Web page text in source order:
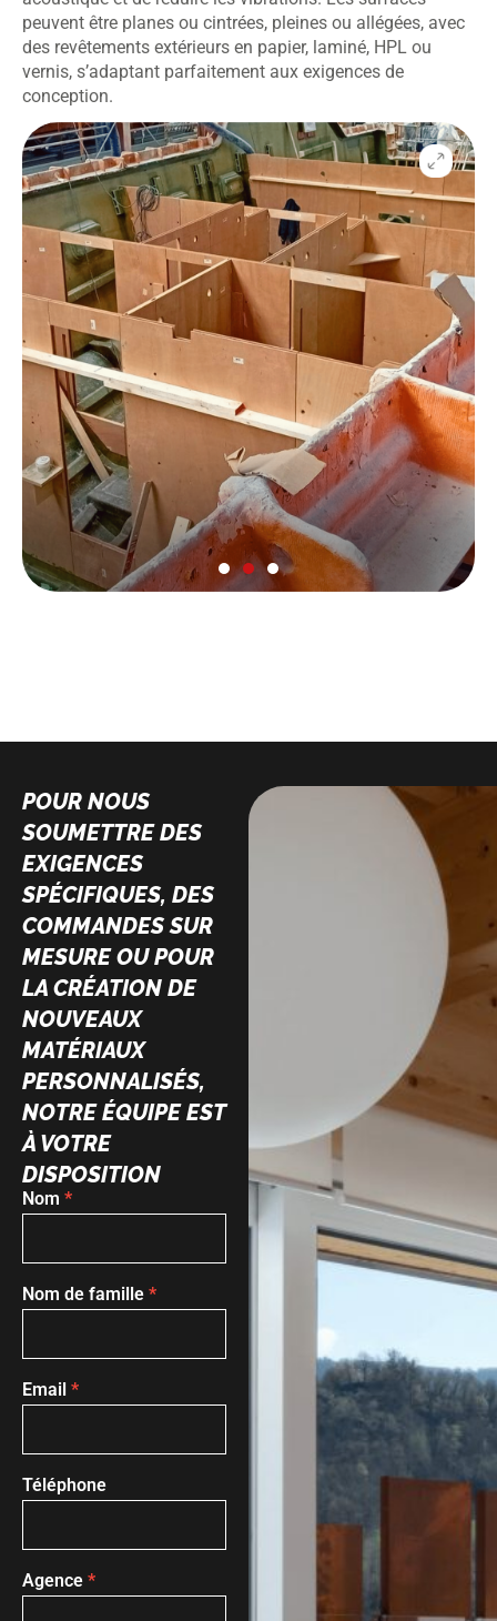
peuvent être planes ou cintrées, pleines ou allégées, avec
des revêtements extérieurs en papier, laminé, HPL ou
vernis, s’adaptant parfaitement aux exigences de
conception.
POUR NOUS
SOUMETTRE DES
EXIGENCES
SPÉCIFIQUES, DES
COMMANDES SUR
MESURE OU POUR
LA CRÉATION DE
NOUVEAUX
MATÉRIAUX
PERSONNALISÉS,
NOTRE ÉQUIPE EST
À VOTRE
DISPOSITION
Formulaire
Nom *
Nom de famille *
Email *
Téléphone
Agence *